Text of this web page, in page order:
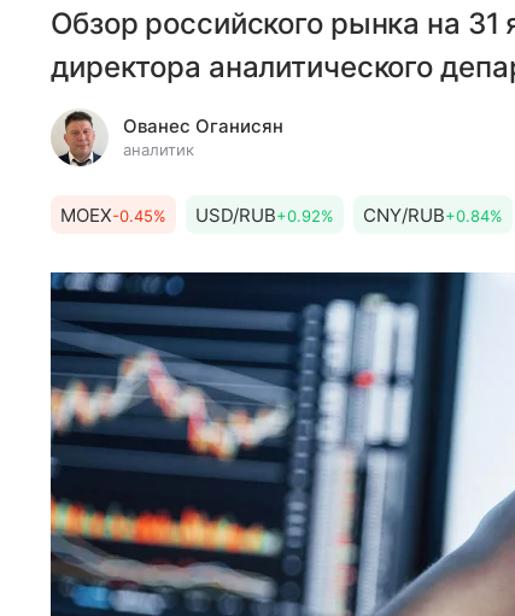
Обзор российского рынка на
директора аналитического
Ованес Оганисян
аналитик
MOEX-0.45% USD/RUB+0.92% CNY/RUB+0.84%